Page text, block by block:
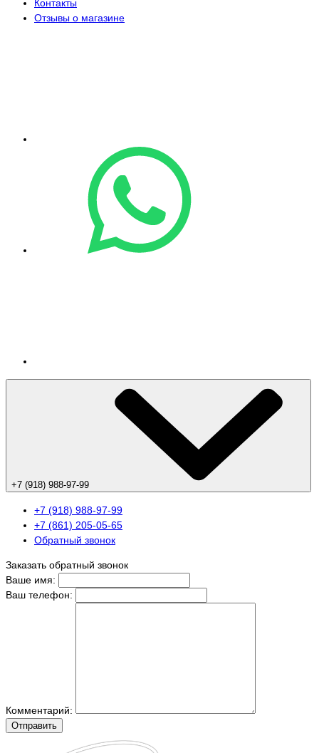
Контакты
Отзывы о магазине
+7 (918) 988-97-99
+7 (918) 988-97-99
+7 (861) 205-05-65
Обратный звонок
Заказать обратный звонок
Ваше имя:
Ваш телефон:
Комментарий:
Отправить